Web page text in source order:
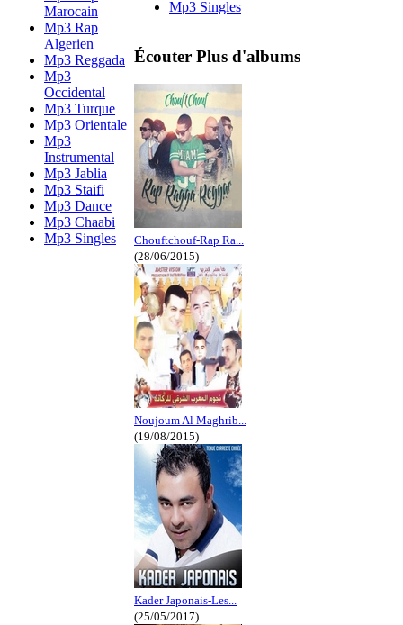
Marocain
Mp3 Rap
Algerien
Mp3 Reggada
Mp3
Occidental
Mp3 Turque
Mp3 Orientale
Mp3
Instrumental
Mp3 Jablia
Mp3 Staifi
Mp3 Dance
Mp3 Chaabi
Mp3 Singles
Mp3 Singles
Écouter Plus d'albums
Chouftchouf-Rap Ra...
(28/06/2015)
Noujoum Al Maghrib...
(19/08/2015)
Kader Japonais-Les...
(25/05/2017)